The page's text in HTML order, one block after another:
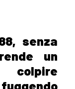
senza
un